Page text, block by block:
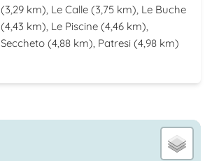
(3,29 km), Le Calle (3,75 km), Le Buche
(4,43 km), Le Piscine (4,46 km),
Seccheto (4,88 km), Patresi (4,98 km)